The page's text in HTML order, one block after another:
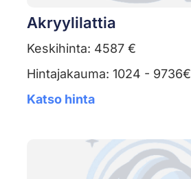
Akryylilattia
Keskihinta: 4587 €
Hintajakauma: 1024 - 9736€
Katso hinta